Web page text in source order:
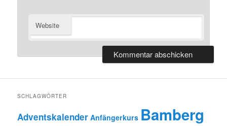
Website
SCHLAGWÖRTER
Adventskalender Anfängerkurs Bamberg